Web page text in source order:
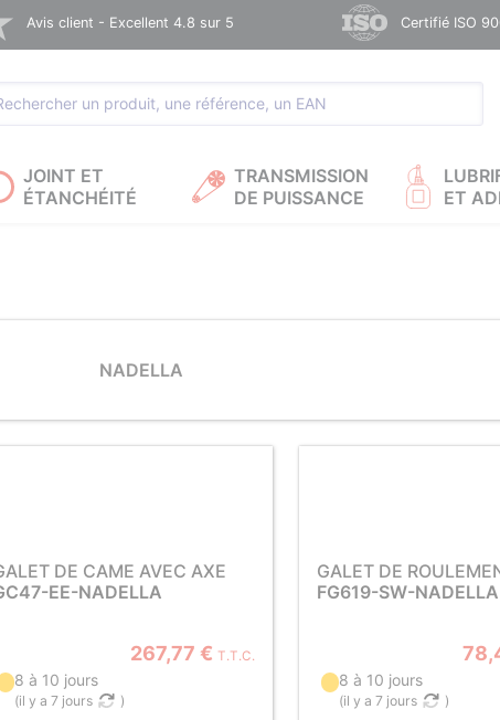
Avis client - Excellent 4.8 sur 5 Certifié ISO
JOINT ET
ÉTANCHÉITÉ
TRANSMISSION
DE PUISSANCE
ET
NADELLA
DE CAME AVEC AXE
EE-NADELLA
267,77 € T.T.C.
8 à 10 jours
(il y a 7 jours )
GALET DE
FG619-SW-NADELLA
8 à 10 jours
(il y a 7 jours )